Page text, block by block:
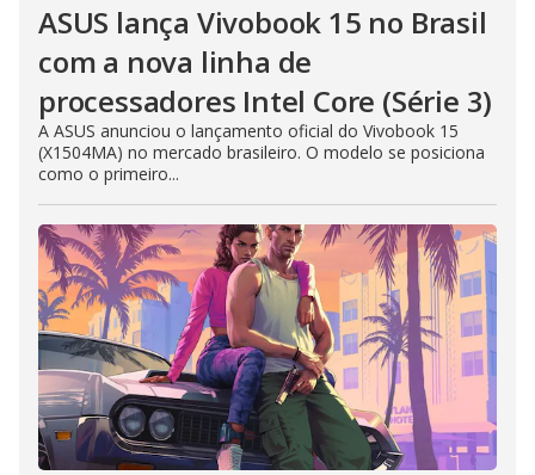
ASUS lança Vivobook 15 no Brasil
com a nova linha de
processadores Intel Core (Série 3)
A ASUS anunciou o lançamento oficial do Vivobook 15
(X1504MA) no mercado brasileiro. O modelo se posiciona
como o primeiro...